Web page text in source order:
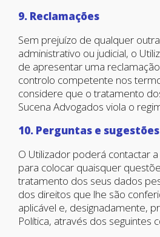
9. Reclamações
Sem prejuízo de qualquer
administrativo ou judicial, o
de apresentar uma
controlo competente nos
considere que o tratamento
Sucena Advogados viola o
10. Perguntas e sugestões
O Utilizador poderá contactar
para colocar quaisquer
tratamento dos seus dados
dos direitos que lhe são
aplicável e, designadamente,
Política, através dos seguintes